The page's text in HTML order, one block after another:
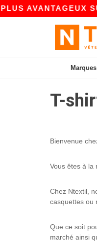
AVANTAGEUX
Marques
T-
Bienvenue
Vous êtes à la
Chez Ntextil,
casquettes ou
Que ce soit
marché ainsi